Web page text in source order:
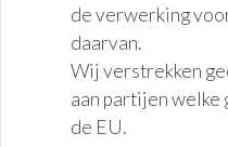
de verwerking
daarvan.
Wij verstrekken
aan partijen welke
de EU.